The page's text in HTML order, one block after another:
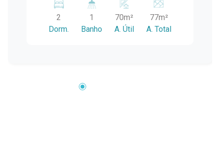
Cozinha planejada inclusa Piso flutuante de alta
qualidade Fiação elétrica totalmente nova Um
espaço moderno, aconchegante e funcional ?
2
Dorm.
1
Banho
70m²
A. Útil
77m²
A. Total